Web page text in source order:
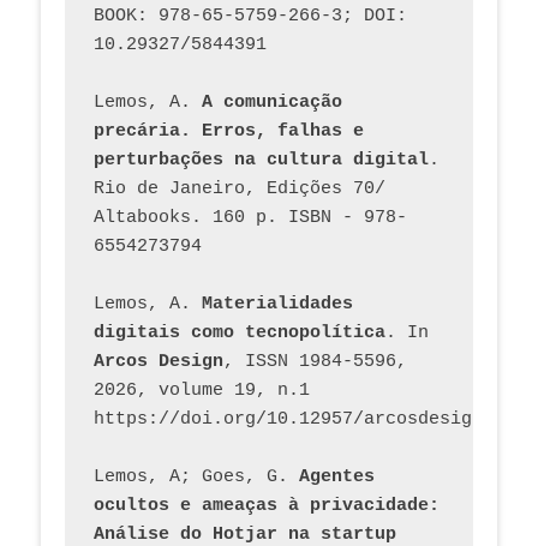
BOOK: 978-65-5759-266-3; DOI:
10.29327/5844391
Lemos, A. A comunicação
precária. Erros, falhas e
perturbações na cultura digital.
Rio de Janeiro, Edições 70/
Altabooks. 160 p. ISBN - 978-
6554273794
Lemos, A. Materialidades
digitais como tecnopolítica
Arcos Design, ISSN 1984-5596,
2026, volume 19, n.1
https://doi.org/10.12957/
Lemos, A; Goes, G. Agentes
ocultos e ameaças à privacidade:
Análise do Hotjar na startup